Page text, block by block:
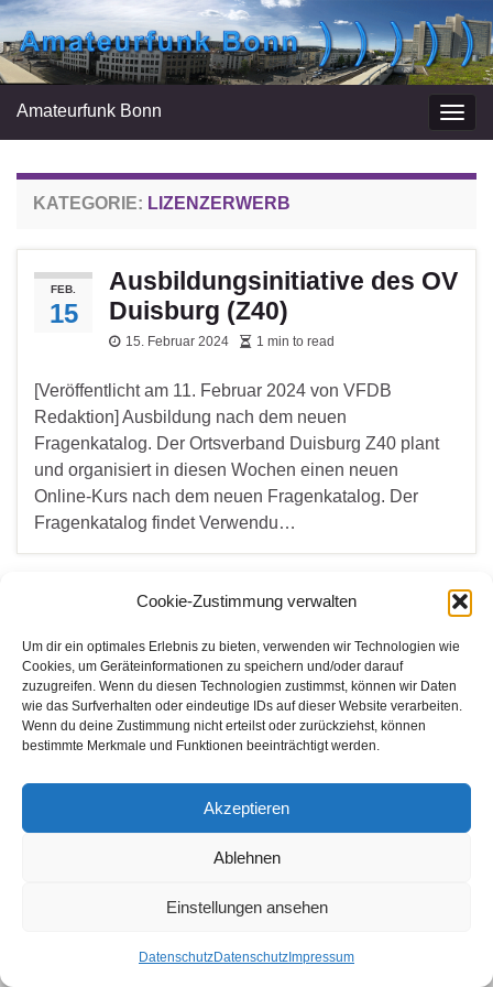
Cookie-Zustimmung verwalten
Um dir ein optimales Erlebnis zu bieten, verwenden wir Technologien wie
Cookies, um Geräteinformationen zu speichern und/oder darauf
zuzugreifen. Wenn du diesen Technologien zustimmst, können wir Daten
wie das Surfverhalten oder eindeutige IDs auf dieser Website verarbeiten.
Wenn du deine Zustimmung nicht erteilst oder zurückziehst, können
bestimmte Merkmale und Funktionen beeinträchtigt werden.
Akzeptieren
Ablehnen
Einstellungen ansehen
DatenschutzDatenschutz Impressum
Amateurfunk Bonn
KATEGORIE: LIZENZERWERB
FEB.
15
Ausbildungsinitiative des OV
Duisburg (Z40)
15. Februar 2024 1 min to read
[Veröffentlicht am 11. Februar 2024 von VFDB
Redaktion] Ausbildung nach dem neuen
Fragenkatalog. Der Ortsverband Duisburg Z40 plant
und organisiert in diesen Wochen einen neuen
Online-Kurs nach dem neuen Fragenkatalog. Der
Fragenkatalog findet Verwendu…
WER SUCHET DER FINDET
Search for:
Gemacht mit
vonGraphene Themes.